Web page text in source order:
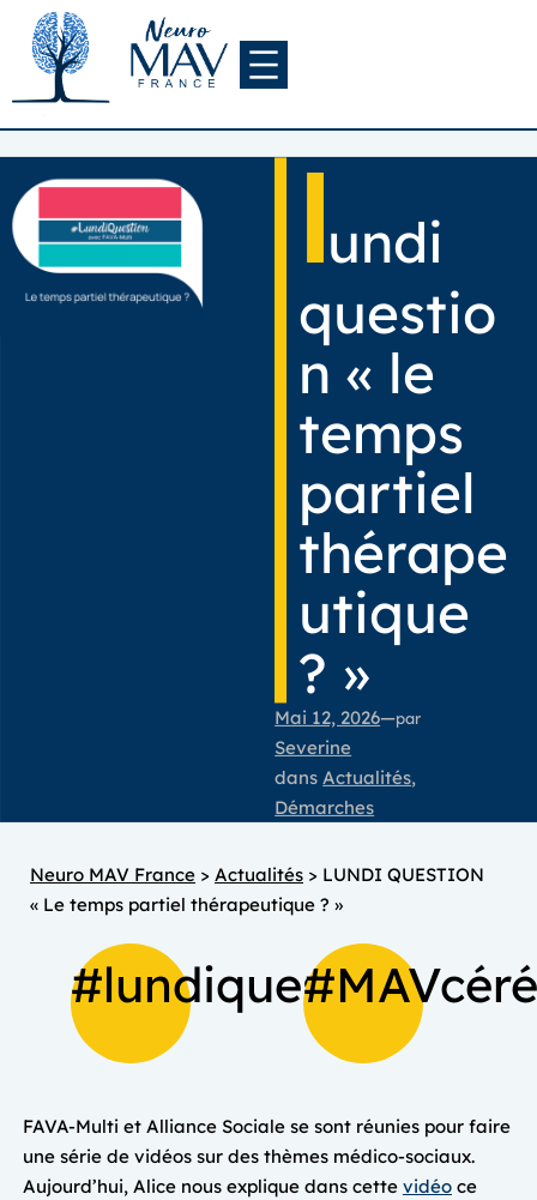
Aller
contenu
lundi
questio
n « le
temps
partiel
thérape
utique
? »
Mai 12, 2026—par
Severine
dansActualités
Démarches
Neuro MAV France > Actualités > LUNDI QUESTION
« Le temps partiel thérapeutique ? »
#lundiquestion
FAVA-Multi et Alliance Sociale se sont réunies pour faire
une série de vidéos sur des thèmes médico-sociaux.
Aujourd’hui, Alice nous explique dans cette vidéoce